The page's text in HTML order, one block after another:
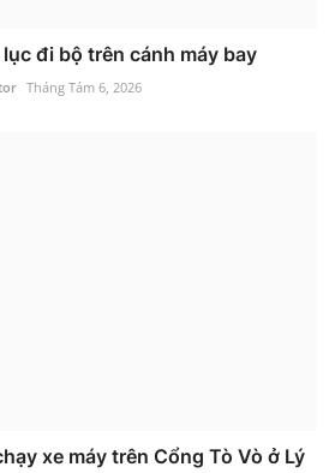
đi bộ trên cánh máy bay
Tháng Tám 6, 2026
xe máy trên Cổng Tò Vò ở Lý